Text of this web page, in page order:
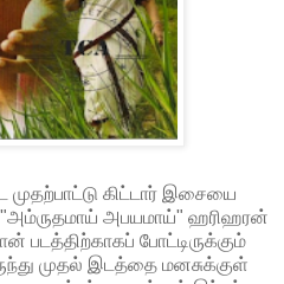
முதற்பாட்டு கிட்டார் இசையை
அபயமாய்" ஹரிஹரன்
படத்திற்காகப் போட்டிருக்கும்
முதல் இடத்தை மனசுக்குள்